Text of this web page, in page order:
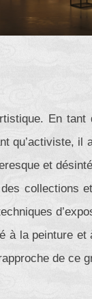
En
qu’activiste, il
et
collections
à la peinture et
de ce